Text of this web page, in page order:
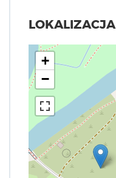
LOKALIZACJA
+
−